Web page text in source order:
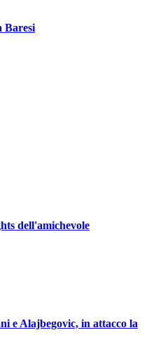
Baresi
dell'amichevole
e Alajbegovic, in attacco la